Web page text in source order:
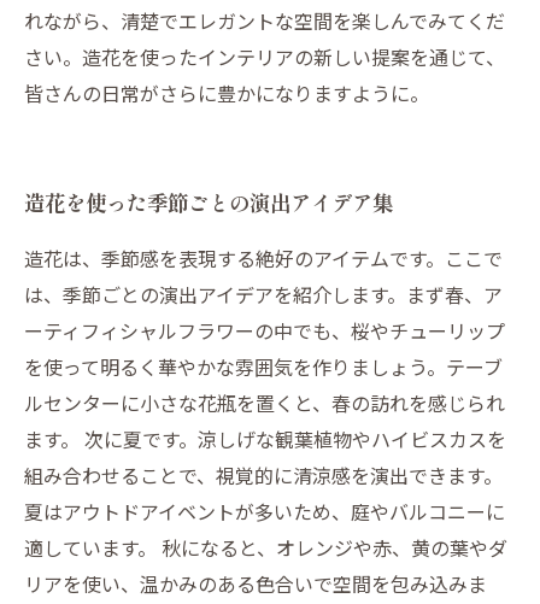
れながら、清楚でエレガントな空間を楽しんでみてくだ
さい。造花を使ったインテリアの新しい提案を通じて、
皆さんの日常がさらに豊かになりますように。
造花を使った季節ごとの演出アイデア集
造花は、季節感を表現する絶好のアイテムです。ここで
は、季節ごとの演出アイデアを紹介します。まず春、ア
ーティフィシャルフラワーの中でも、桜やチューリップ
を使って明るく華やかな雰囲気を作りましょう。テーブ
ルセンターに小さな花瓶を置くと、春の訪れを感じられ
ます。 次に夏です。涼しげな観葉植物やハイビスカスを
組み合わせることで、視覚的に清涼感を演出できます。
夏はアウトドアイベントが多いため、庭やバルコニーに
適しています。 秋になると、オレンジや赤、黄の葉やダ
リアを使い、温かみのある色合いで空間を包み込みま